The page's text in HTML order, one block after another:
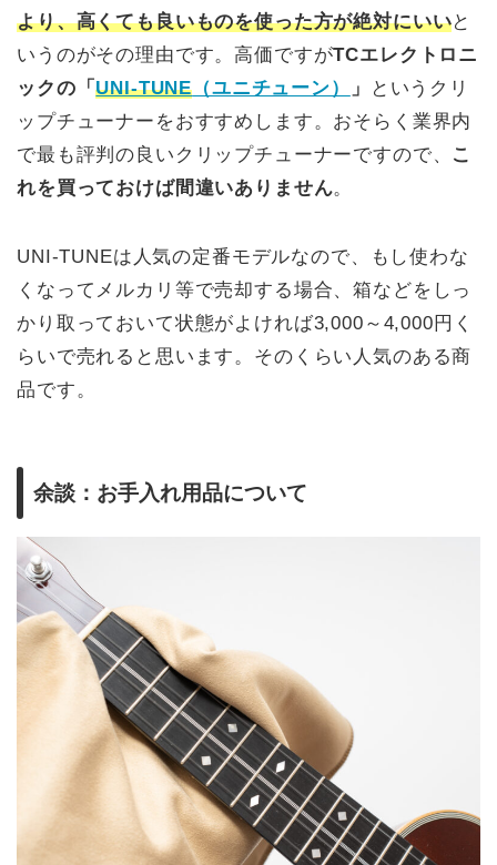
より、高くても良いものを使った方が絶対にいいと
いうのがその理由です。高価ですがTCエレクトロニ
ックの「UNI-TUNE （ユニチューン） 」
というクリ
ップチューナーをおすすめします。おそらく業界内
で最も評判の良いクリップチューナーですので、 こ
れを買っておけば間違いありません。
UNI-TUNEは人気の定番モデルなので、もし使わな
くなってメルカリ等で売却する場合、箱などをしっ
かり取っておいて状態がよければ3,000～4,000円く
らいで売れると思います。そのくらい人気のある商
品です。
余談：お手入れ用品について